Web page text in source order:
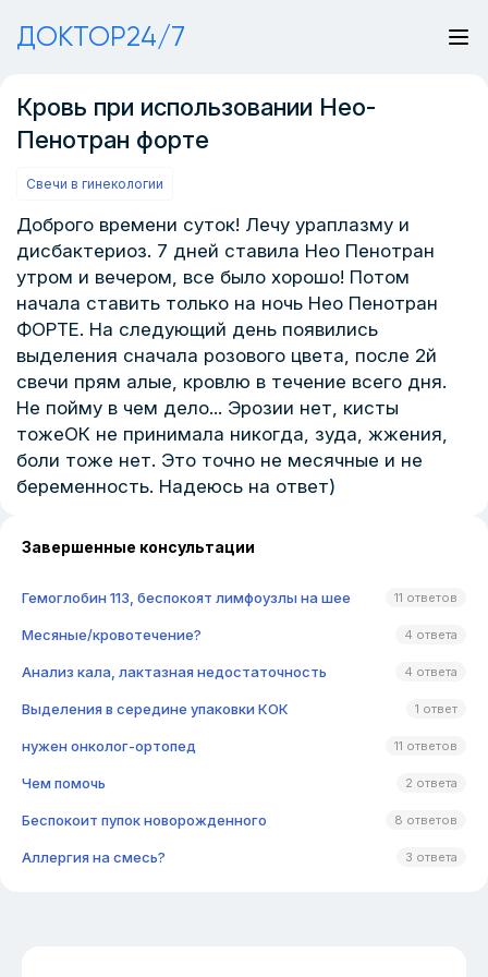
ДОКТОР24/7
Кровь при использовании Нео-
Пенотран форте
Свечи в гинекологии
Доброго времени суток! Лечу ураплазму и
дисбактериоз. 7 дней ставила Нео Пенотран
утром и вечером, все было хорошо! Потом
начала ставить только на ночь Нео Пенотран
ФОРТЕ. На следующий день появились
выделения сначала розового цвета, после 2й
свечи прям алые, кровлю в течение всего дня.
Не пойму в чем дело... Эрозии нет, кисты
тожеОК не принимала никогда, зуда, жжения,
боли тоже нет. Это точно не месячные и не
беременность. Надеюсь на ответ)
Завершенные консультации
Гемоглобин 113, беспокоят лимфоузлы на шее 11 ответов
Месяные/кровотечение? 4 ответа
Анализ кала, лактазная недостаточность 4 ответа
Выделения в середине упаковки КОК 1 ответ
нужен онколог-ортопед 11 ответов
Чем помочь 2 ответа
Беспокоит пупок новорожденного 8 ответов
Аллергия на смесь? 3 ответа